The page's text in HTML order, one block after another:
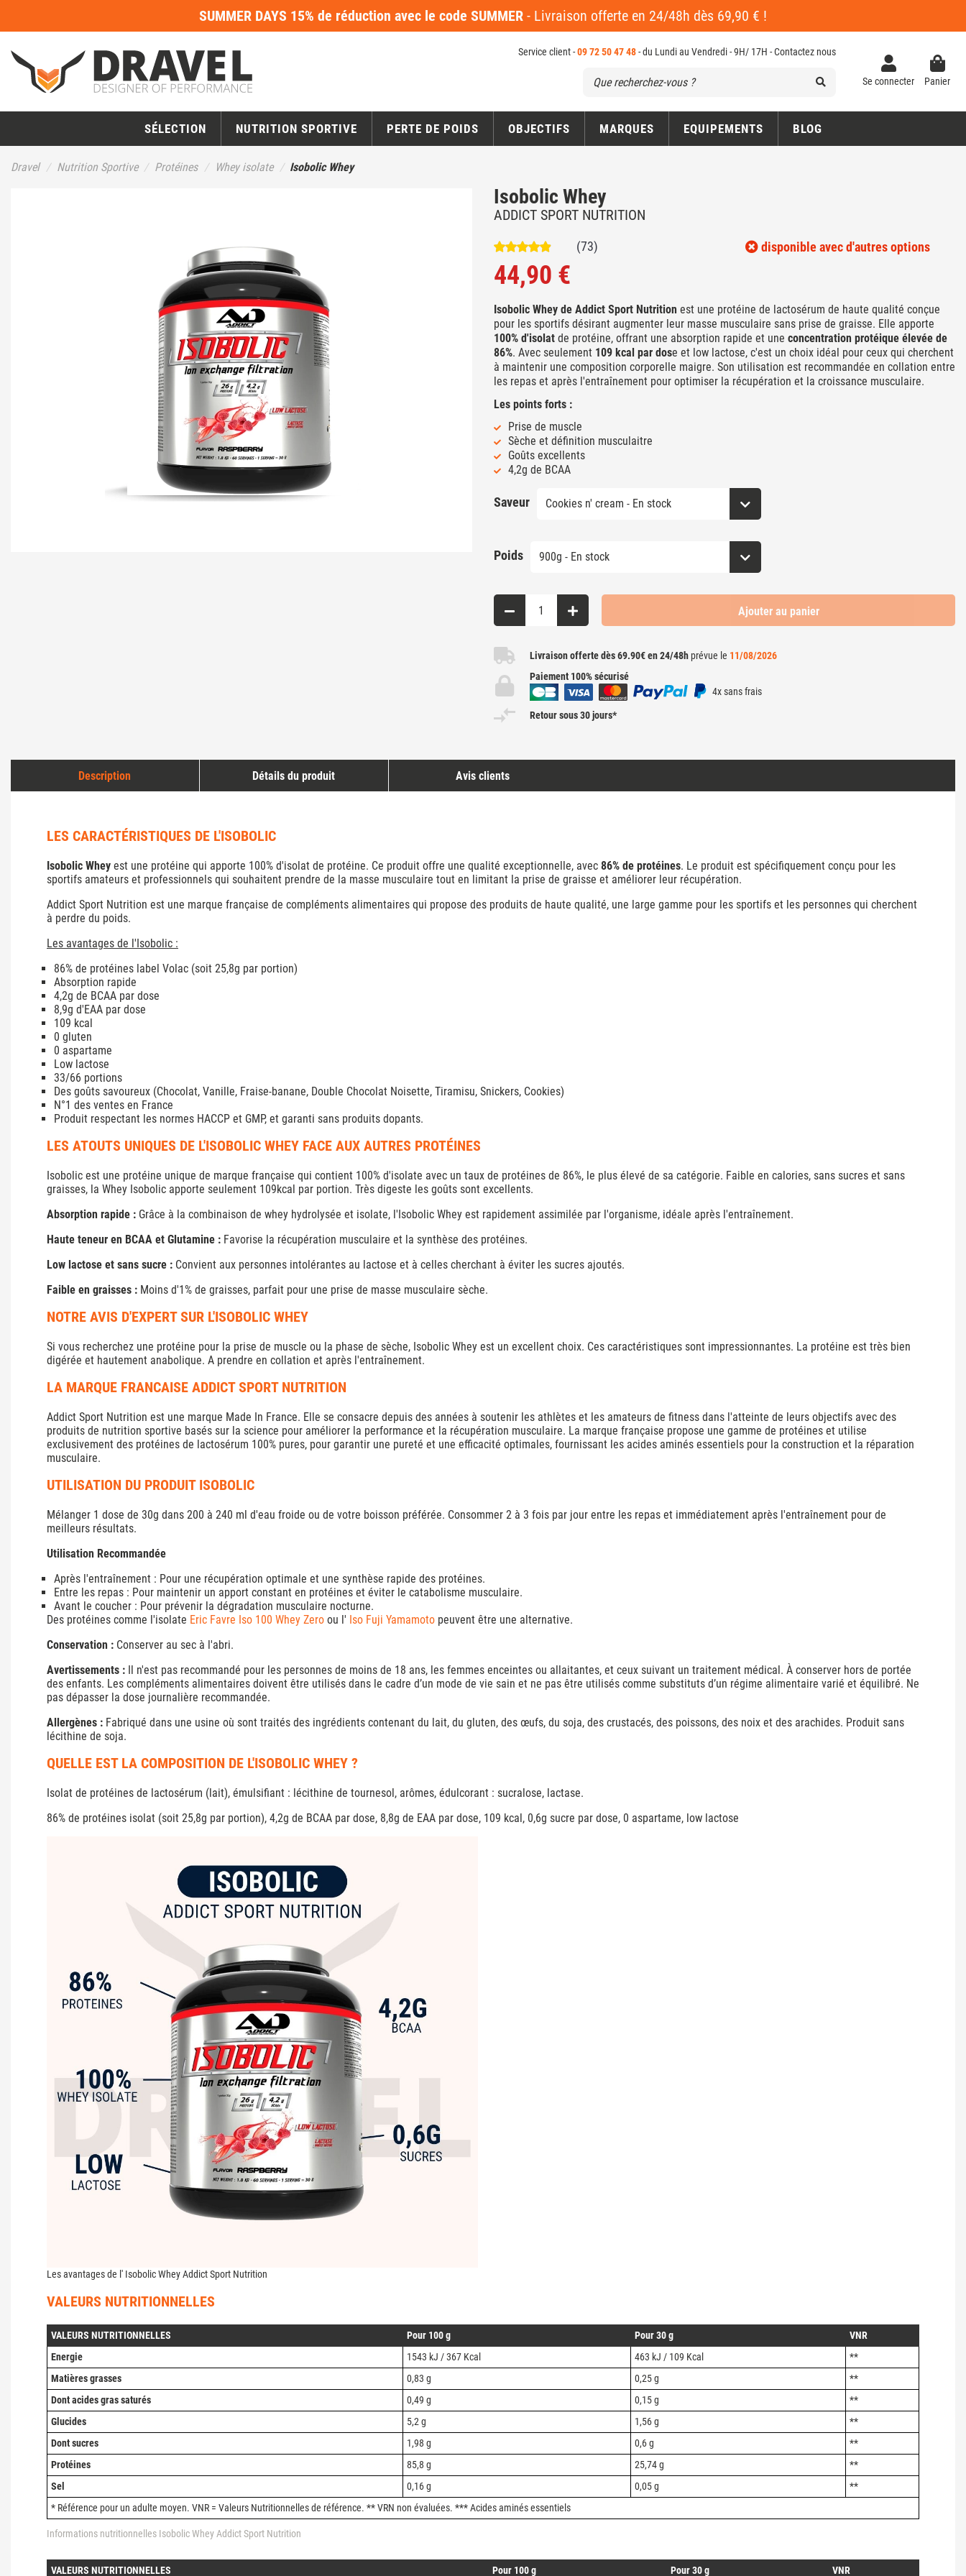
SUMMER DAYS 15% de réduction avec le code SUMMER - Livraison offerte en 24/48h dès 69,90 € !
Service client -09 72 50 47 48- du Lundi au Vendredi - 9H/ 17H -Contactez nous
Se connecter Panier
SÉLECTION NUTRITION SPORTIVE PERTE DE POIDS OBJECTIFS MARQUES EQUIPEMENTS BLOG
Dravel Nutrition Sportive Protéines Whey isolate Isobolic Whey
Isobolic Whey
ADDICT SPORT NUTRITION
(73)
44,90 €
Isobolic Whey de Addict Sport Nutrition est une protéine de lactosérum de haute qualité conçue
pour les sportifs désirant augmenter leur masse musculaire sans prise de graisse. Elle apporte
100% d'isolat de protéine, offrant une absorption rapide et une concentration protéique élevée de
86%. Avec seulement 109 kcal par dose et low lactose, c'est un choix idéal pour ceux qui cherchent
à maintenir une composition corporelle maigre. Son utilisation est recommandée en collation entre
les repas et après l'entraînement pour optimiser la récupération et la croissance musculaire.
Les points forts :
Prise de muscle
Sèche et définition musculaitre
Goûts excellents
4,2g de BCAA
Saveur
Poids
Ajouter au panier
Livraison offerte dès 69.90€ en 24/48h prévue le 11/08/2026
Paiement 100% sécurisé
4x sans frais
Retour sous 30 jours*
disponible avec d'autres options
Description Détails du produit Avis clients
LES CARACTÉRISTIQUES DE L'ISOBOLIC
Isobolic Whey est une protéine qui apporte 100% d'isolat de protéine. Ce produit offre une qualité exceptionnelle, avec 86% de protéines. Le produit est spécifiquement conçu pour les
sportifs amateurs et professionnels qui souhaitent prendre de la masse musculaire tout en limitant la prise de graisse et améliorer leur récupération.
Addict Sport Nutrition est une marque française de compléments alimentaires qui propose des produits de haute qualité, une large gamme pour les sportifs et les personnes qui cherchent
à perdre du poids.
Les avantages de l'Isobolic :
86% de protéines label Volac (soit 25,8g par portion)
Absorption rapide
4,2g de BCAA par dose
8,9g d'EAA par dose
109 kcal
0 gluten
0 aspartame
Low lactose
33/66 portions
Des goûts savoureux (Chocolat, Vanille, Fraise-banane, Double Chocolat Noisette, Tiramisu, Snickers, Cookies)
N°1 des ventes en France
Produit respectant les normes HACCP et GMP, et garanti sans produits dopants.
LES ATOUTS UNIQUES DE L'ISOBOLIC WHEY FACE AUX AUTRES PROTÉINES
Isobolic est une protéine unique de marque française qui contient 100% d'isolate avec un taux de protéines de 86%, le plus élevé de sa catégorie. Faible en calories, sans sucres et sans
graisses, la Whey Isobolic apporte seulement 109kcal par portion. Très digeste les goûts sont excellents.
Absorption rapide : Grâce à la combinaison de whey hydrolysée et isolate, l'Isobolic Whey est rapidement assimilée par l'organisme, idéale après l'entraînement.
Haute teneur en BCAA et Glutamine : Favorise la récupération musculaire et la synthèse des protéines.
Low lactose et sans sucre : Convient aux personnes intolérantes au lactose et à celles cherchant à éviter les sucres ajoutés.
Faible en graisses : Moins d'1% de graisses, parfait pour une prise de masse musculaire sèche.
NOTRE AVIS D'EXPERT SUR L'ISOBOLIC WHEY
Si vous recherchez une protéine pour la prise de muscle ou la phase de sèche, Isobolic Whey est un excellent choix. Ces caractéristiques sont impressionnantes. La protéine est très bien
digérée et hautement anabolique. A prendre en collation et après l'entraînement.
LA MARQUE FRANCAISE ADDICT SPORT NUTRITION
Addict Sport Nutrition est une marque Made In France. Elle se consacre depuis des années à soutenir les athlètes et les amateurs de fitness dans l'atteinte de leurs objectifs avec des
produits de nutrition sportive basés sur la science pour améliorer la performance et la récupération musculaire. La marque française propose une gamme de protéines et utilise
exclusivement des protéines de lactosérum 100% pures, pour garantir une pureté et une efficacité optimales, fournissant les acides aminés essentiels pour la construction et la réparation
musculaire.
UTILISATION DU PRODUIT ISOBOLIC
Mélanger 1 dose de 30g dans 200 à 240 ml d'eau froide ou de votre boisson préférée. Consommer 2 à 3 fois par jour entre les repas et immédiatement après l'entraînement pour de
meilleurs résultats.
Utilisation Recommandée
Après l'entraînement : Pour une récupération optimale et une synthèse rapide des protéines.
Entre les repas : Pour maintenir un apport constant en protéines et éviter le catabolisme musculaire.
Avant le coucher : Pour prévenir la dégradation musculaire nocturne.
Des protéines comme l'isolate Eric Favre Iso 100 Whey Zero ou l' Iso Fuji Yamamoto peuvent être une alternative.
Conservation : Conserver au sec à l'abri.
Avertissements : Il n'est pas recommandé pour les personnes de moins de 18 ans, les femmes enceintes ou allaitantes, et ceux suivant un traitement médical. À conserver hors de portée
des enfants. Les compléments alimentaires doivent être utilisés dans le cadre d’un mode de vie sain et ne pas être utilisés comme substituts d’un régime alimentaire varié et équilibré. Ne
pas dépasser la dose journalière recommandée.
Allergènes : Fabriqué dans une usine où sont traités des ingrédients contenant du lait, du gluten, des œufs, du soja, des crustacés, des poissons, des noix et des arachides. Produit sans
lécithine de soja.
QUELLE EST LA COMPOSITION DE L'ISOBOLIC WHEY ?
Isolat de protéines de lactosérum (lait), émulsifiant : lécithine de tournesol, arômes, édulcorant : sucralose, lactase.
86% de protéines isolat (soit 25,8g par portion), 4,2g de BCAA par dose, 8,8g de EAA par dose, 109 kcal, 0,6g sucre par dose, 0 aspartame, low lactose
Les avantages de l' Isobolic Whey Addict Sport Nutrition
VALEURS NUTRITIONNELLES
Informations nutritionnelles Isobolic Whey Addict Sport Nutrition
VALEURS NUTRITIONNELLES Pour 100 g Pour 30 g
VNR
Energie
1543 kJ / 367 Kcal 463 kJ / 109 Kcal
**
Matières grasses
0,83 g 0,25 g
**
Dont acides gras saturés
0,49 g 0,15 g
**
Glucides
5,2 g 1,56 g
**
Dont sucres
1,98 g 0,6 g
**
Protéines
85,8 g 25,74 g
**
Sel
0,16 g 0,05 g
**
* Référence pour un adulte moyen. VNR = Valeurs Nutritionnelles de référence. ** VRN non évaluées. *** Acides aminés essentiels
VALEURS NUTRITIONNELLES Pour 100 g Pour 30 g VNR